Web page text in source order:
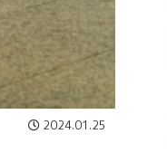
2024.01.25